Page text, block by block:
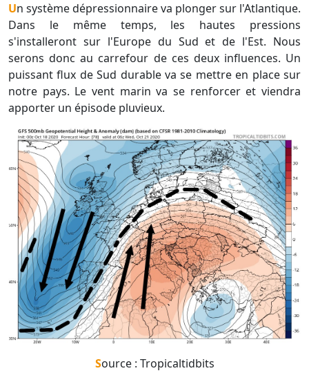
Un système dépressionnaire va plonger sur l'Atlantique.
Dans le même temps, les hautes pressions
s'installeront sur l'Europe du Sud et de l'Est. Nous
serons donc au carrefour de ces deux influences. Un
puissant flux de Sud durable va se mettre en place sur
notre pays. Le vent marin va se renforcer et viendra
apporter un épisode pluvieux.
Source : Tropicaltidbits